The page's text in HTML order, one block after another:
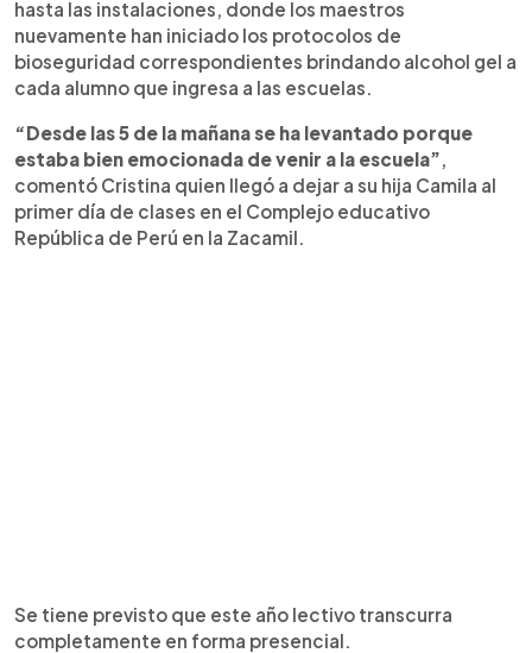
hasta las instalaciones, donde los maestros
nuevamente han iniciado los protocolos de
bioseguridad correspondientes brindando alcohol gel a
cada alumno que ingresa a las escuelas.
“Desde las 5 de la mañana se ha levantado porque
estaba bien emocionada de venir a la escuela”,
comentó Cristina quien llegó a dejar a su hija Camila al
primer día de clases en el Complejo educativo
República de Perú en la Zacamil.
Se tiene previsto que este año lectivo transcurra
completamente en forma presencial.